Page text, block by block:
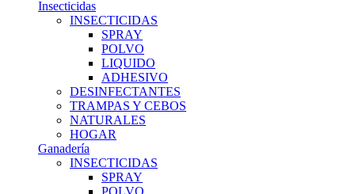
Insecticidas
INSECTICIDAS
SPRAY
POLVO
LIQUIDO
ADHESIVO
DESINFECTANTES
TRAMPAS Y CEBOS
NATURALES
HOGAR
Ganadería
INSECTICIDAS
SPRAY
POLVO